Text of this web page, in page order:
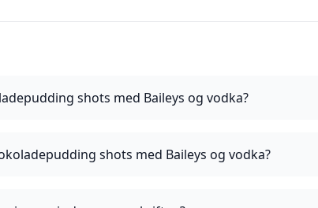
shots med Baileys og vodka?
shots med Baileys og vodka?